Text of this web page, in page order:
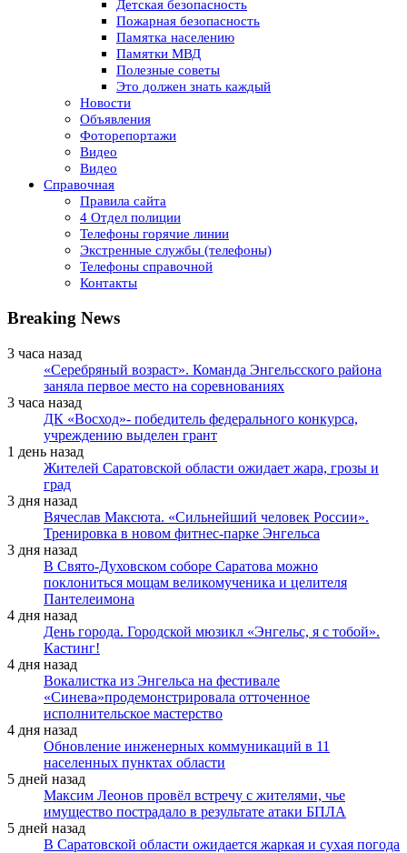
Детская безопасность
Пожарная безопасность
Памятка населению
Памятки МВД
Полезные советы
Это должен знать каждый
Новости
Объявления
Фоторепортажи
Видео
Видео
Справочная
Правила сайта
4 Отдел полиции
Телефоны горячие линии
Экстренные службы (телефоны)
Телефоны справочной
Контакты
Breaking News
3 часа назад
«Серебряный возраст». Команда Энгельсского района
заняла первое место на соревнованиях
3 часа назад
ДК «Восход»- победитель федерального конкурса,
учреждению выделен грант
1 день назад
Жителей Саратовской области ожидает жара, грозы и
град
3 дня назад
Вячеслав Максюта. «Сильнейший человек России».
Тренировка в новом фитнес-парке Энгельса
3 дня назад
В Свято-Духовском соборе Саратова можно
поклониться мощам великомученика и целителя
Пантелеимона
4 дня назад
День города. Городской мюзикл «Энгельс, я с тобой».
Кастинг!
4 дня назад
Вокалистка из Энгельса на фестивале
«Синева»продемонстрировала отточенное
исполнительское мастерство
4 дня назад
Обновление инженерных коммуникаций в 11
населенных пунктах области
5 дней назад
Максим Леонов провёл встречу с жителями, чье
имущество пострадало в результате атаки БПЛА
5 дней назад
В Саратовской области ожидается жаркая и сухая погода